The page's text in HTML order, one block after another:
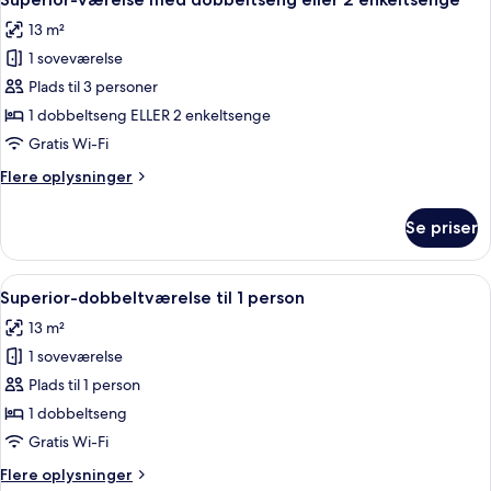
person
alle
billeder
af
Superior-
værelse
med
eller
13 m²
1 soveværelse
Plads til 3 personer
1 dobbeltseng ELLER 2 enkeltsenge
Gratis Wi-Fi
Flere oplysninger
Flere
værelse
med
dobbeltseng
eller
2
enkeltsenge
Se priser
Indlæs
alle
billeder
af
Superior-
dobbeltværelse
til
Et moderne soveværelse med en
6
Superior-dobbeltværelse til 1 person
13 m²
1 soveværelse
Plads til 1 person
1 dobbeltseng
Gratis Wi-Fi
Flere oplysninger
Flere